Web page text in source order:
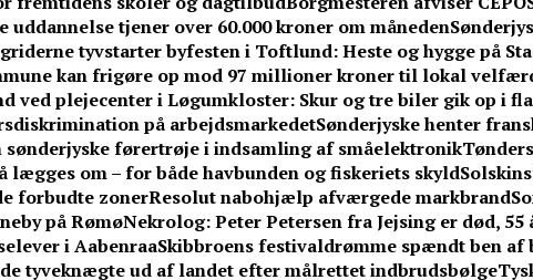
tjener over 60.000 kroner om måneden
tyvstarter byfesten i Toftlund: Heste og hygge på
kan frigøre op mod 97 millioner kroner til lokal
ved plejecenter i Løgumkloster: Skur og tre biler gik op i
på arbejdsmarkedetSønderjyske henter
sønderjyske førertrøje i indsamling af småelektronik
lægges om – for både havbunden og fiskeriets skyld
forbudte zonerResolut nabohjælp afværgede markbrand
på RømøNekrolog: Peter Petersen fra Jejsing er død, 55
i AabenraaSkibbroens festivaldrømme spændt ben af
tyveknægte ud af landet efter målrettet indbrudsbølge